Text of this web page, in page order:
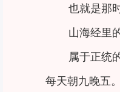
也就是那
山海经里
属于正统
每天朝九晚五。